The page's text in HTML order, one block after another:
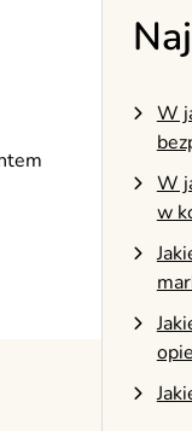
W
W
w